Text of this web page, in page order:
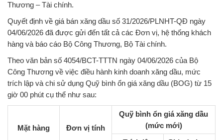
Thương – Tài chính.
Quyết định về giá bán xăng dầu số 31/2026/PLNHT-QĐ ngày
04/06/2026 đã được gửi đến tất cả các Đơn vị, hệ thống khách
hàng và báo cáo Bộ Công Thương, Bộ Tài chính.
Theo văn bản số 4054/BCT-TTTN ngày 04/06/2026 của Bộ
Công Thương về việc điều hành kinh doanh xăng dầu, mức
trích lập và chi sử dụng Quỹ bình ổn giá xăng dầu (BOG) từ 15
giờ 00 phút cụ thể như sau:
Mặt hàng Đơn vị tính
Quỹ bình ổn giá xăng dầu
(mức mới)